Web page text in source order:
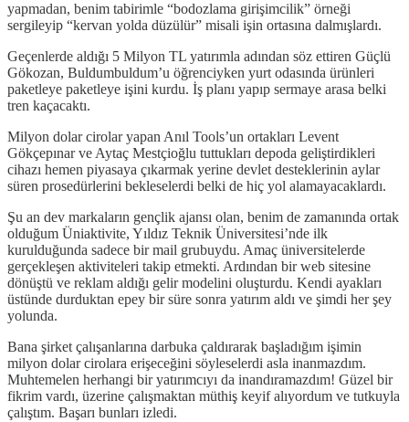
yapmadan, benim tabirimle “bodozlama girişimcilik” örneği
sergileyip “kervan yolda düzülür” misali işin ortasına dalmışlardı.
Geçenlerde aldığı 5 Milyon TL yatırımla adından söz ettiren Güçlü
Gökozan, Buldumbuldum’u öğrenciyken yurt odasında ürünleri
paketleye paketleye işini kurdu. İş planı yapıp sermaye arasa belki
tren kaçacaktı.
Milyon dolar cirolar yapan Anıl Tools’un ortakları Levent
Gökçepınar ve Aytaç Mestçioğlu tuttukları depoda geliştirdikleri
cihazı hemen piyasaya çıkarmak yerine devlet desteklerinin aylar
süren prosedürlerini bekleselerdi belki de hiç yol alamayacaklardı.
Şu an dev markaların gençlik ajansı olan, benim de zamanında ortak
olduğum Üniaktivite, Yıldız Teknik Üniversitesi’nde ilk
kurulduğunda sadece bir mail grubuydu. Amaç üniversitelerde
gerçekleşen aktiviteleri takip etmekti. Ardından bir web sitesine
dönüştü ve reklam aldığı gelir modelini oluşturdu. Kendi ayakları
üstünde durduktan epey bir süre sonra yatırım aldı ve şimdi her şey
yolunda.
Bana şirket çalışanlarına darbuka çaldırarak başladığım işimin
milyon dolar cirolara erişeceğini söyleselerdi asla inanmazdım.
Muhtemelen herhangi bir yatırımcıyı da inandıramazdım! Güzel bir
fikrim vardı, üzerine çalışmaktan müthiş keyif alıyordum ve tutkuyla
çalıştım. Başarı bunları izledi.